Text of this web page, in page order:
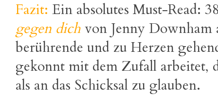
Fazit: Ein absolutes Must-Read:
gegen dich von Jenny Downham
berührende und zu Herzen
gekonnt mit dem Zufall arbeitet,
als an das Schicksal zu glauben.